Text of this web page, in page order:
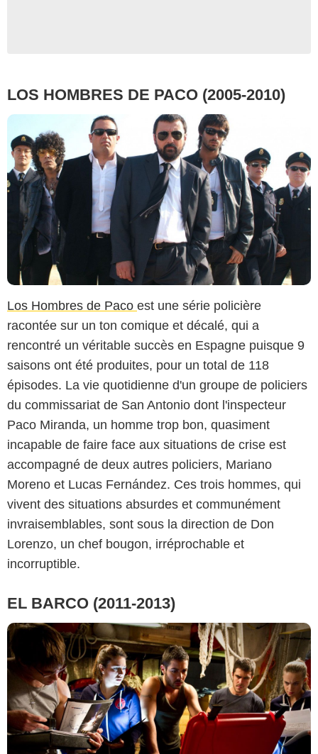
LOS HOMBRES DE PACO (2005-2010)
Los Hombres de Paco est une série policière
racontée sur un ton comique et décalé, qui a
rencontré un véritable succès en Espagne puisque 9
saisons ont été produites, pour un total de 118
épisodes. La vie quotidienne d'un groupe de policiers
du commissariat de San Antonio dont l'inspecteur
Paco Miranda, un homme trop bon, quasiment
incapable de faire face aux situations de crise est
accompagné de deux autres policiers, Mariano
Moreno et Lucas Fernández. Ces trois hommes, qui
vivent des situations absurdes et communément
invraisemblables, sont sous la direction de Don
Lorenzo, un chef bougon, irréprochable et
incorruptible.
EL BARCO (2011-2013)